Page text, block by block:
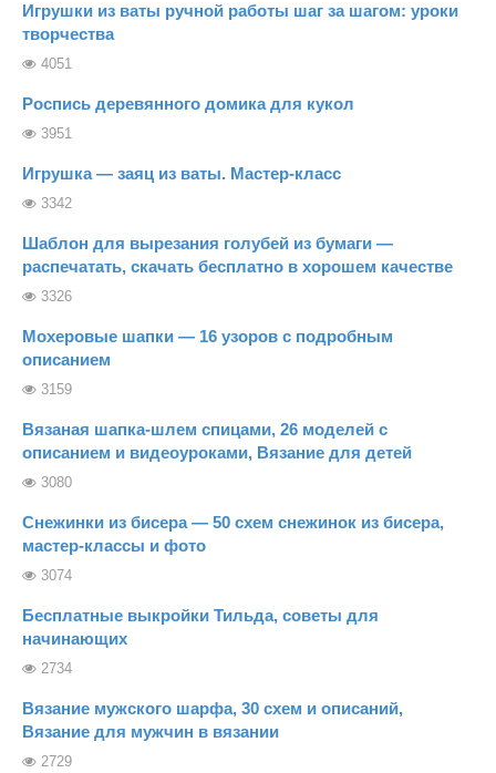
Игрушки из ваты ручной работы шаг за шагом: уроки
творчества
4051
Роспись деревянного домика для кукол
3951
Игрушка — заяц из ваты. Мастер-класс
3342
Шаблон для вырезания голубей из бумаги —
распечатать, скачать бесплатно в хорошем качестве
3326
Мохеровые шапки — 16 узоров с подробным
описанием
3159
Вязаная шапка-шлем спицами, 26 моделей с
описанием и видеоуроками, Вязание для детей
3080
Снежинки из бисера — 50 схем снежинок из бисера,
мастер-классы и фото
3074
Бесплатные выкройки Тильда, советы для
начинающих
2734
Вязание мужского шарфа, 30 схем и описаний,
Вязание для мужчин в вязании
2729